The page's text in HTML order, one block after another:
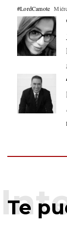
#LordCamote
Te